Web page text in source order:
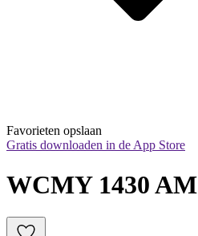
Favorieten opslaan
Gratis downloaden in de App Store
WCMY 1430 AM